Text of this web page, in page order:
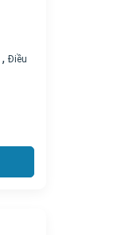
, Điều